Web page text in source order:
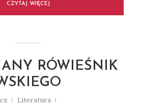
CZYTAJ WIĘCEJ
RÓWIEŚNIK
Literatura